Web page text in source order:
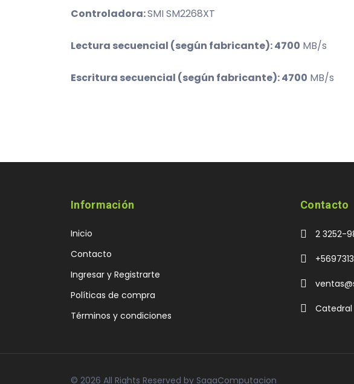
Controladora:SMI SM2268XT
Lectura secuencial (según fabricante): 4700 MB/s
Escritura secuencial (según fabricante): 4700 MB/s
Información
Inicio
Contacto
Ingresar y Registrarte
Políticas de compra
Términos y condiciones
Contacto
2 3252-
Catedral
© 2026 All Rights Reserved by SagaComputacion